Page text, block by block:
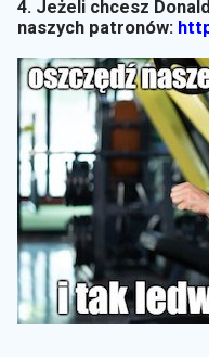
4. Jeżeli chcesz
naszych patronów: